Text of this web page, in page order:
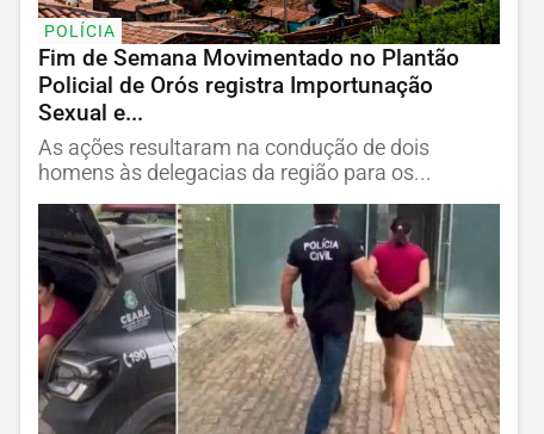
POLÍCIA
Fim de Semana Movimentado no Plantão
Policial de Orós registra Importunação
Sexual e...
As ações resultaram na condução de dois
homens às delegacias da região para os...